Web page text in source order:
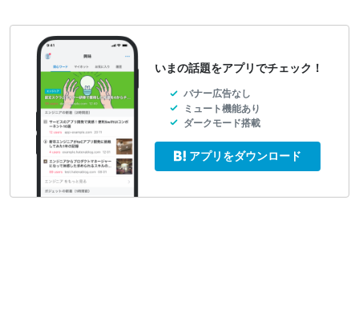
いまの話題をアプリでチェック！
バナー広告なし
ミュート機能あり
ダークモード搭載
アプリをダウンロード